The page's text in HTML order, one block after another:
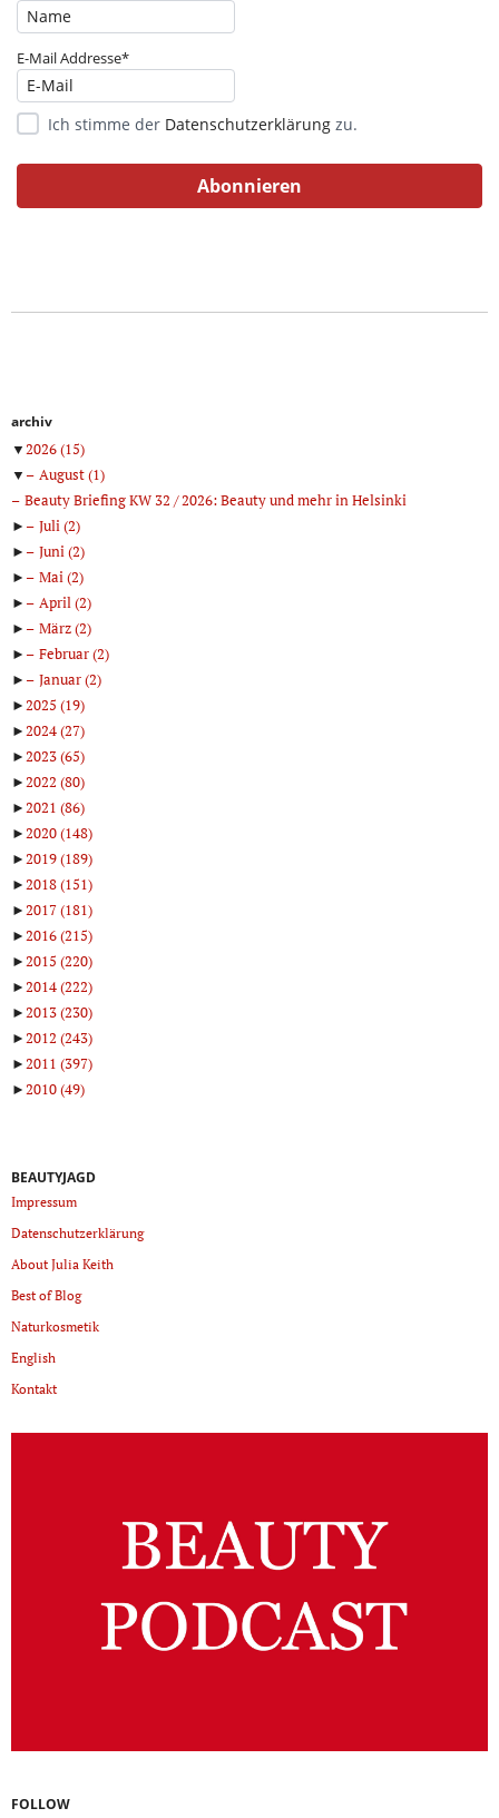
E-Mail Addresse*
Ich stimme der Datenschutzerklärung zu.
archiv
▼2026(15)
▼
August(1)
Beauty Briefing KW 32 / 2026: Beauty und mehr in Helsinki
►
Juli(2)
►
Juni(2)
►
Mai(2)
►
April(2)
►
März(2)
►
Februar(2)
►
Januar(2)
►2025 (19)
►2024(27)
►2023(65)
►2022 (80)
►2021 (86)
►2020(148)
►2019(189)
►2018(151)
►2017(181)
►2016(215)
►2015 (220)
►2014(222)
►2013(230)
►2012 (243)
►2011 (397)
►2010(49)
BEAUTYJAGD
Impressum
Datenschutzerklärung
About Julia Keith
Best of Blog
Naturkosmetik
English
Kontakt
FOLLOW